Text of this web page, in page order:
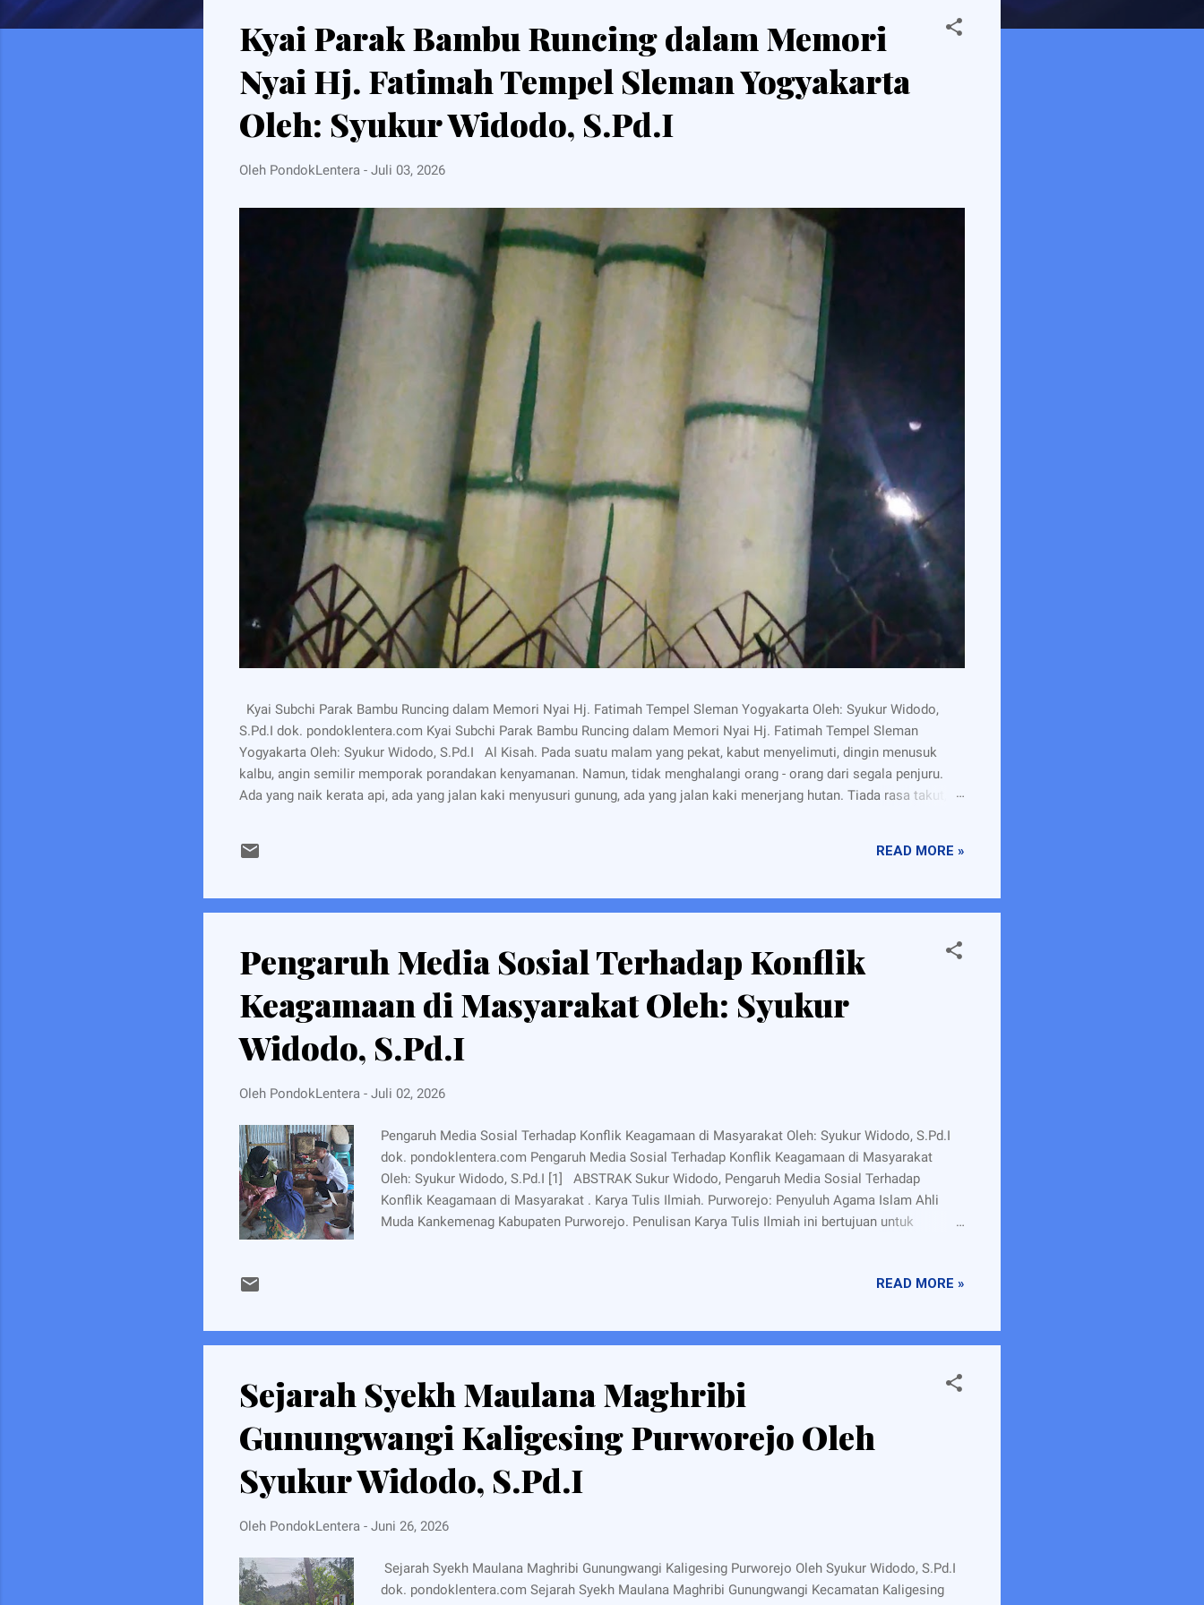
Kyai Parak Bambu Runcing dalam Memori
Nyai Hj. Fatimah Tempel Sleman Yogyakarta
Oleh: Syukur Widodo, S.Pd.I
Oleh PondokLentera - Juli 03, 2026
Kyai Subchi Parak Bambu Runcing dalam Memori Nyai Hj. Fatimah Tempel Sleman Yogyakarta Oleh: Syukur Widodo,
S.Pd.I dok. pondoklentera.com Kyai Subchi Parak Bambu Runcing dalam Memori Nyai Hj. Fatimah Tempel Sleman
Yogyakarta Oleh: Syukur Widodo, S.Pd.I Al Kisah. Pada suatu malam yang pekat, kabut menyelimuti, dingin menusuk
kalbu, angin semilir memporak porandakan kenyamanan. Namun, tidak menghalangi orang - orang dari segala penjuru.
Ada yang naik kerata api, ada yang jalan kaki menyusuri gunung, ada yang jalan kaki menerjang hutan. Tiada rasa takut,
ini terasa konyol, halu level dewa, tidak masuk akal jauh dari rasionalitas. Ribuan orang yang datang ke Parakan hanya
READ MORE »
Pengaruh Media Sosial Terhadap Konflik
Keagamaan di Masyarakat Oleh: Syukur
Widodo, S.Pd.I
Oleh PondokLentera - Juli 02, 2026
Pengaruh Media Sosial Terhadap Konflik Keagamaan di Masyarakat Oleh: Syukur Widodo, S.Pd.I
dok. pondoklentera.com Pengaruh Media Sosial Terhadap Konflik Keagamaan di Masyarakat
Oleh: Syukur Widodo, S.Pd.I [1] ABSTRAK Sukur Widodo, Pengaruh Media Sosial Terhadap
Konflik Keagamaan di Masyarakat . Karya Tulis Ilmiah. Purworejo: Penyuluh Agama Islam Ahli
Muda Kankemenag Kabupaten Purworejo. Penulisan Karya Tulis Ilmiah ini bertujuan untuk
memberikan kontribusi berarti bagi upaya Kementerian Agama khususnya dan pemerintah pada
untuk menjaga NKRI. Penelitian ini merupakan penelitian kualitatif, dengan mengambil latar
kondisi masyarakat di lingkungan Kab. Purworejo serta penyebaran berita dan informasi di
READ MORE »
Sejarah Syekh Maulana Maghribi
Gunungwangi Kaligesing Purworejo Oleh
Syukur Widodo, S.Pd.I
Oleh PondokLentera - Juni 26, 2026
Sejarah Syekh Maulana Maghribi Gunungwangi Kaligesing Purworejo Oleh Syukur Widodo, S.Pd.I
dok. pondoklentera.com Sejarah Syekh Maulana Maghribi Gunungwangi Kecamatan Kaligesing